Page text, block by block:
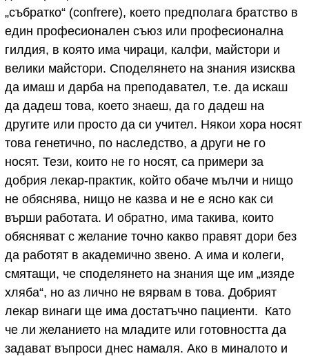
„събратко“ (confrere), което предполага братство в
един професионален съюз или професионална
гилдия, в която има чираци, калфи, майстори и
велики майстори. Споделянето на знания изисква
да имаш и дарба на преподавател, т.е. да искаш
да дадеш това, което знаеш, да го дадеш на
другите или просто да си учител. Някои хора носят
това генетично, по наследство, а други не го
носят. Тези, които не го носят, са примери за
добрия лекар-практик, който обаче мълчи и нищо
не обяснява, нищо не казва и не е ясно как си
върши работата. И обратно, има такива, които
обясняват с желание точно какво правят дори без
да работят в академично звено. А има и колеги,
смятащи, че споделянето на знания ще им „изяде
хляба“, но аз лично не вярвам в това. Добрият
лекар винаги ще има достатъчно пациенти. Като
че ли желанието на младите или готовността да
задават въпроси днес намаля. Ако в миналото и